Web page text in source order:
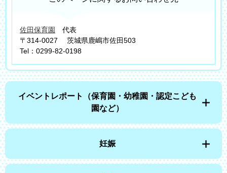
佐田保育園
代表
〒314-0027
茨城県鹿嶋市佐田503
Tel：0299-82-0198
イベントレポート（保育園・幼稚園・認定こども
園など）
妊娠